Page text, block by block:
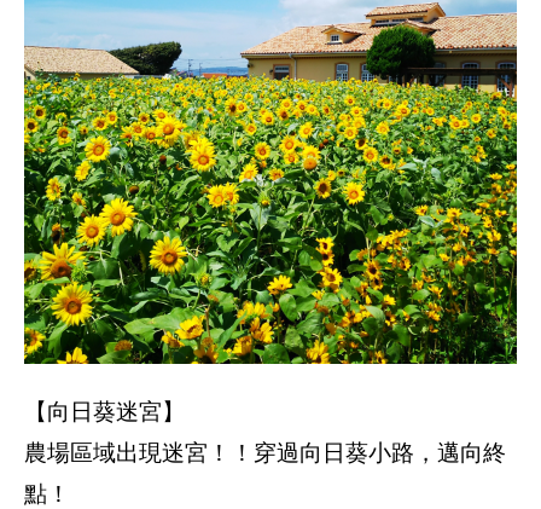
【向日葵迷宮】
農場區域出現迷宮！！穿過向日葵小路，邁向終
點！